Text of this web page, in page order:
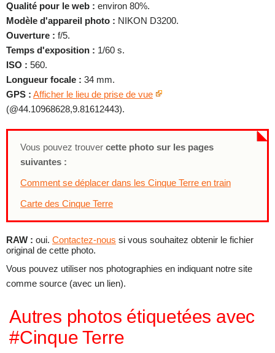
Qualité pour le web : environ 80%.
Modèle d'appareil photo : NIKON D3200.
Ouverture : f/5.
Temps d'exposition : 1/60 s.
ISO : 560.
Longueur focale : 34 mm.
GPS : Afficher le lieu de prise de vue
(@44.10968628,9.81612443).
Vous pouvez trouver cette photo sur les pages
suivantes :
Comment se déplacer dans les Cinque Terre en train
Carte des Cinque Terre
RAW : oui. Contactez-nous si vous souhaitez obtenir le fichier
original de cette photo.
Vous pouvez utiliser nos photographies en indiquant notre site
comme source (avec un lien).
Autres photos étiquetées avec
#Cinque Terre